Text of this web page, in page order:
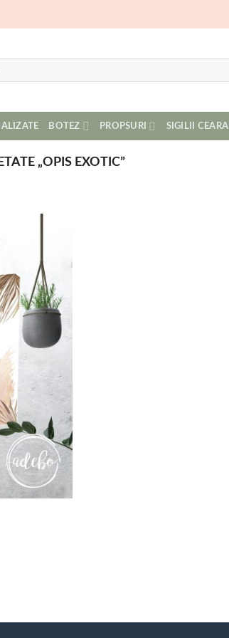
BOTEZ PROPSURI SIGILII CEARA
„OPIS EXOTIC”